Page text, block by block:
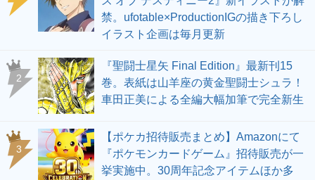
禁。ufotable×ProductionIGの描き下ろし
イラスト企画は毎月更新
2
『聖闘士星矢 Final Edition』最新刊15
巻。表紙は山羊座の黄金聖闘士シュラ！
車田正美による全編大幅加筆で完全新生
3
【ポケカ招待販売まとめ】Amazonにて
『ポケモンカードゲーム』招待販売が一
挙実施中。30周年記念アイテムほか多